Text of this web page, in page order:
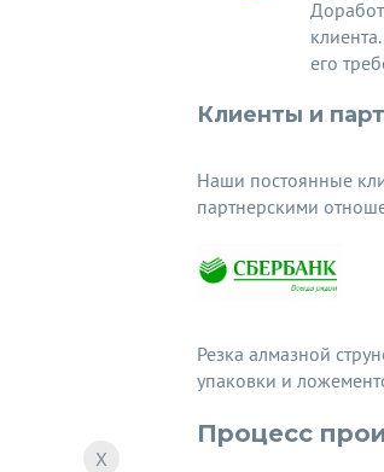
его
Клиенты и
Наши постоянные
партнерскими
Резка алмазной
упаковки и
Процесс
X